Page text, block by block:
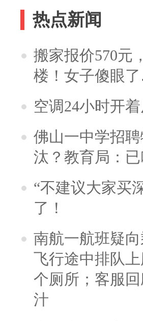
热点新闻
搬家报价570元
楼！女子傻眼
空调24小时开
佛山一中学招
汰？教育局：
“不建议大家买
了！
南航一航班疑
飞行途中排队
个厕所；客服
汁